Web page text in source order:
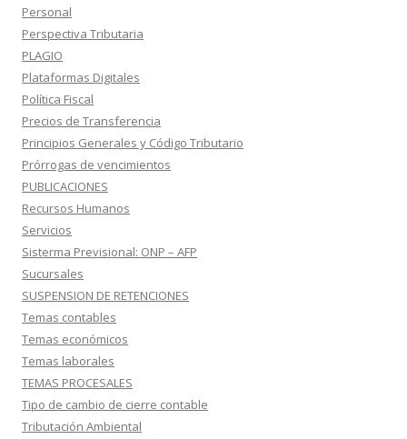
Personal
Perspectiva Tributaria
PLAGIO
Plataformas Digitales
Política Fiscal
Precios de Transferencia
Principios Generales y Código Tributario
Prórrogas de vencimientos
PUBLICACIONES
Recursos Humanos
Servicios
Sisterma Previsional: ONP – AFP
Sucursales
SUSPENSION DE RETENCIONES
Temas contables
Temas económicos
Temas laborales
TEMAS PROCESALES
Tipo de cambio de cierre contable
Tributación Ambiental